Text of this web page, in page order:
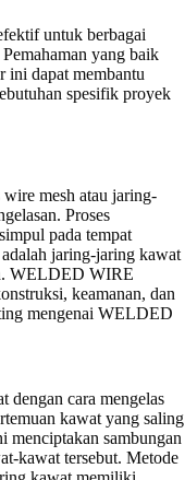
untuk berbagai
yang baik
ini dapat membantu
spesifik proyek
mesh atau jaring-
Proses
pada tempat
jaring-jaring kawat
WELDED WIRE
keamanan, dan
mengenai WELDED
cara mengelas
kawat yang saling
menciptakan sambungan
kawat tersebut. Metode